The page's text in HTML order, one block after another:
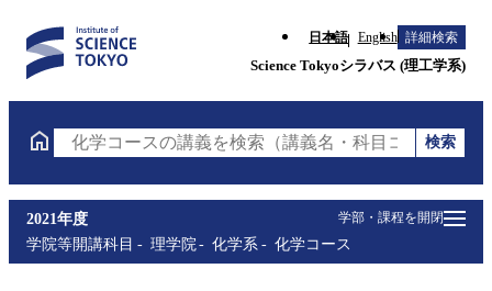
日本語 English 詳細検索
Science Tokyoシラバス (理工学系)
化学コースの講義を検索（講義名・科目コード・担当
検索
学部・課程を開閉
2021年度
学院等開講科目
理学院 化学系 化学コース